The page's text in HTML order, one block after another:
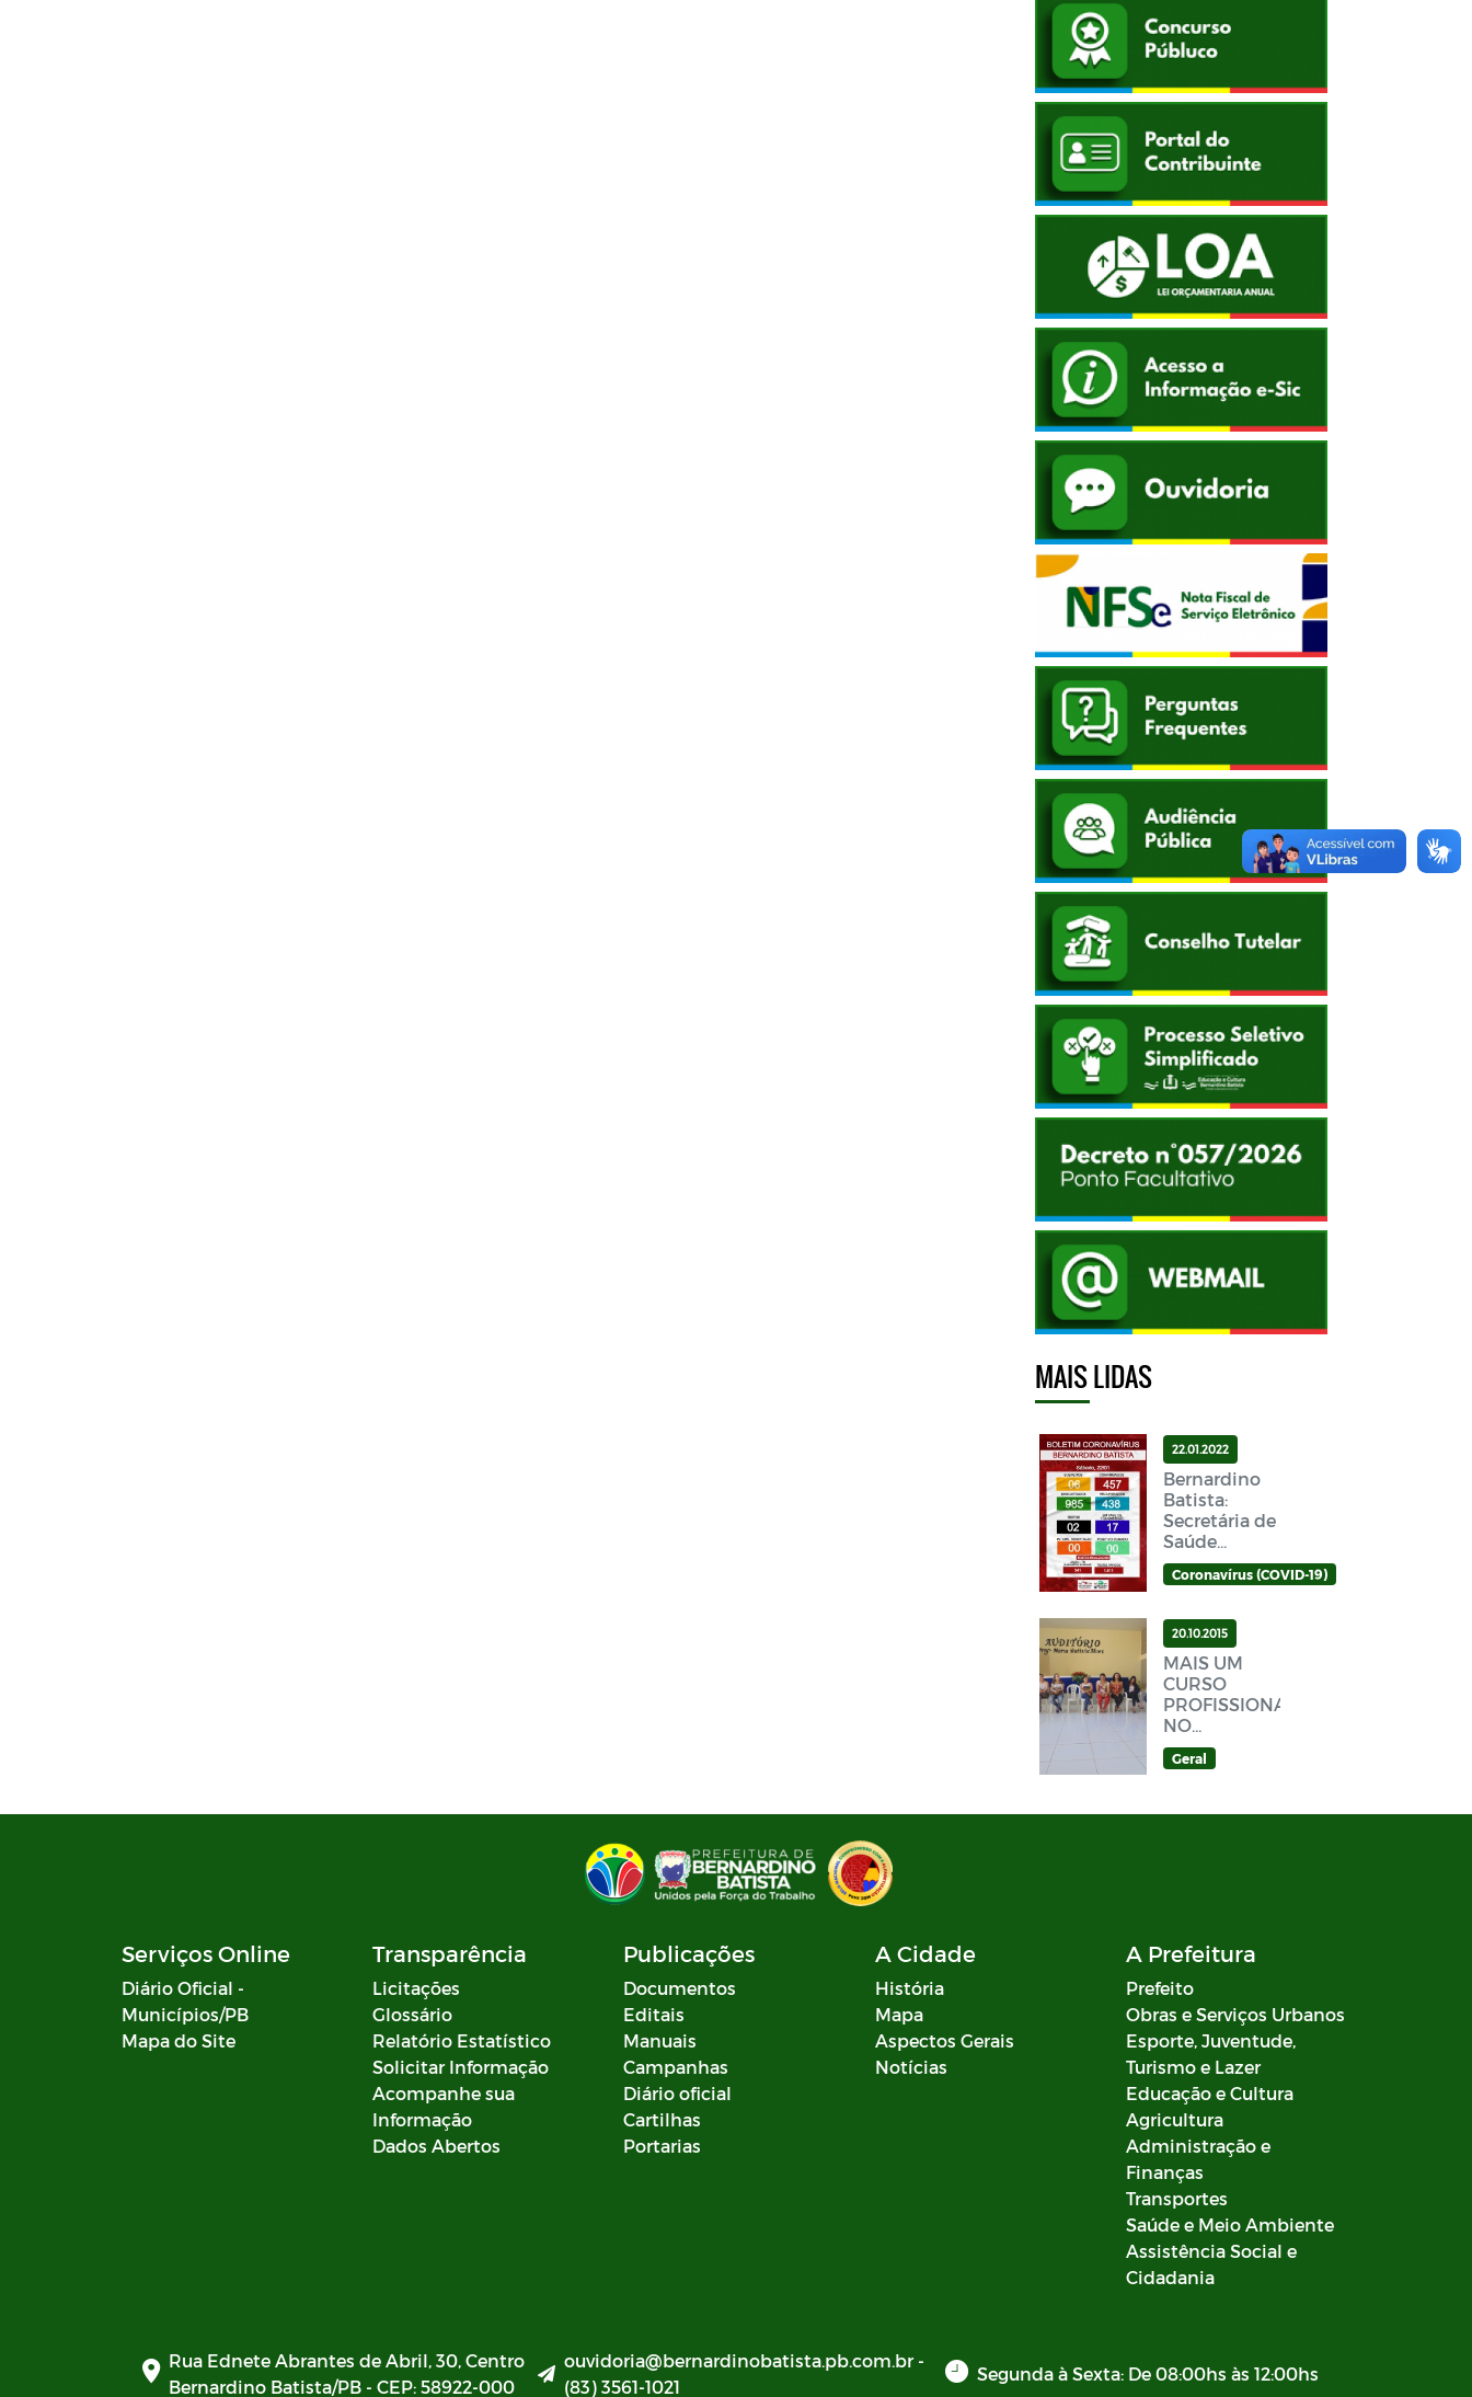
MAIS LIDAS
22.01.2022
Bernardino
Batista:
Secretária de
Saúde
divulga novo
Boletim
Covid-19
neste sábado
(22/01)
Coronavírus (COVID-19)
20.10.2015
MAIS UM
CURSO
PROFISSIONALIZANTE
NO
MUNICÍPIO
Geral
Serviços Online
Diário Oficial -
Municípios/PB
Mapa do Site
Transparência
Licitações
Glossário
Relatório Estatístico
Solicitar Informação
Acompanhe sua
Informação
Dados Abertos
Publicações
Documentos
Editais
Manuais
Campanhas
Diário oficial
Cartilhas
Portarias
A Cidade
História
Mapa
Aspectos Gerais
Notícias
A Prefeitura
Prefeito
Obras e Serviços Urbanos
Esporte, Juventude,
Turismo e Lazer
Educação e Cultura
Agricultura
Administração e
Finanças
Transportes
Saúde e Meio Ambiente
Assistência Social e
Cidadania
Rua Ednete Abrantes de Abril, 30, Centro
Bernardino Batista/PB - CEP: 58922-000
ouvidoria@bernardinobatista.pb.com.br -
(83) 3561-1021
Segunda à Sexta: De 08:00hs às 12:00hs